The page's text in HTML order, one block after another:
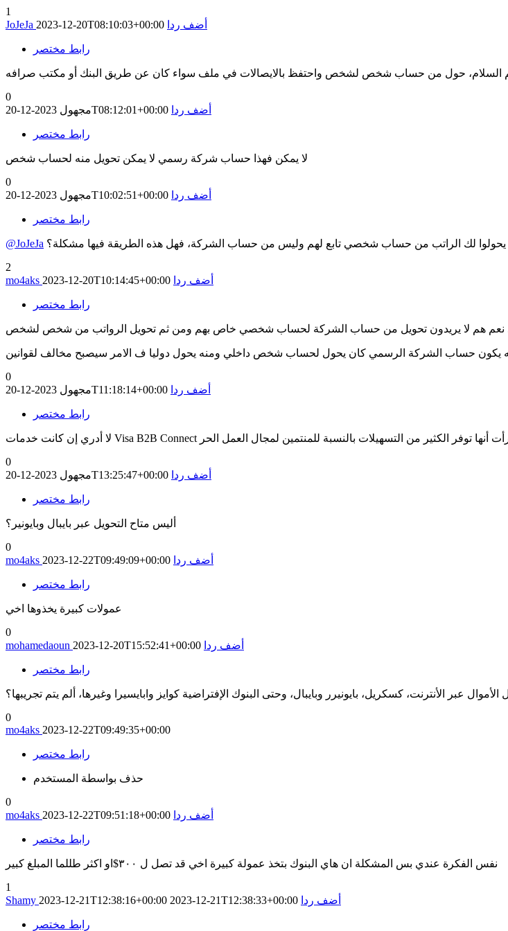
1
JoJeJa 2023-12-20T08:10:03+00:00 أضف ردا
رابط مختصر
0
مجهول2023-12-20T08:12:01+00:00 أضف ردا
رابط مختصر
لا يمكن فهذا حساب شركة رسمي لا يمكن تحويل منه لحساب شخص
0
مجهول2023-12-20T10:02:51+00:00 أضف ردا
رابط مختصر
@JoJeJa لك الراتب من حساب شخصي تابع لهم وليس من حساب الشركة، فهل هذه الطريقة فيها مشكلة؟
2
mo4aks 2023-12-20T10:14:45+00:00 أضف ردا
رابط مختصر
يكون حساب الشركة الرسمي كان يحول لحساب شخص داخلي ومنه يحول دوليا ف الامر سيصبح مخالف لقوانين
0
مجهول2023-12-20T11:18:14+00:00 أضف ردا
رابط مختصر
0
مجهول2023-12-20T13:25:47+00:00 أضف ردا
رابط مختصر
أليس متاح التحويل عبر بايبال وبايونير؟
0
mo4aks 2023-12-22T09:49:09+00:00 أضف ردا
رابط مختصر
عمولات كبيرة يخذوها اخي
0
mohamedaoun 2023-12-20T15:52:41+00:00 أضف ردا
رابط مختصر
الأنترنت، كسكريل، بايونيرر وبايبال، وحتى البنوك الإفتراضية كوايز وابايسيرا وغيرها، ألم يتم تجريبها؟
0
mo4aks 2023-12-22T09:49:35+00:00
رابط مختصر
حذف بواسطة المستخدم
0
mo4aks 2023-12-22T09:51:18+00:00 أضف ردا
رابط مختصر
نفس الفكرة عندي بس المشكلة ان هاي البنوك بتخذ عمولة كبيرة اخي قد تصل ل ٣٠٠$او اكثر طللما المبلغ كبير
1
Shamy 2023-12-21T12:38:16+00:00 2023-12-21T12:38:33+00:00 أضف ردا
رابط مختصر